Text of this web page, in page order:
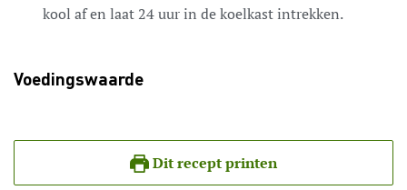
kool af en laat 24 uur in de koelkast intrekken.
Voedingswaarde
Dit recept printen